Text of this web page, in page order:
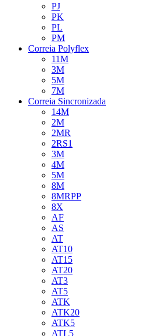
PJ
PK
PL
PM
Correia Polyflex
11M
3M
5M
7M
Correia Sincronizada
14M
2M
2MR
2RS1
3M
4M
5M
8M
8MRPP
8X
AF
AS
AT
AT10
AT15
AT20
AT3
AT5
ATK
ATK20
ATK5
ATL5